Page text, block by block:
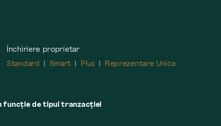
Închiriere proprietar
Standard
Smart Plus Reprezentare Unica
funcție de tipul tranzacției